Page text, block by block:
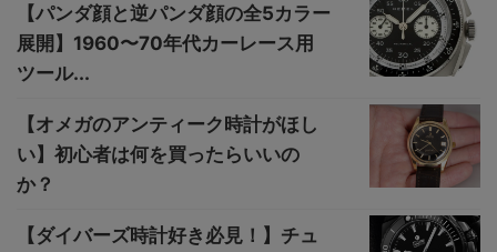
【パンダ顔と逆パンダ顔の全5カラー
展開】1960〜70年代カーレース用
ツール...
【オメガのアンティーク時計がほし
い】初心者は何を買ったらいいの
か？
【ダイバーズ時計好き必見！】チュ